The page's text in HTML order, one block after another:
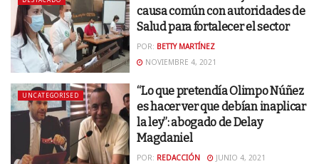
causa común con autoridades de
Salud para fortalecer el sector
POR: BETTY MARTÍNEZ
NOVIEMBRE 4, 2021
UNCATEGORISED
“Lo que pretendía Olimpo Núñez
es hacer ver que debían inaplicar
la ley”: abogado de Delay
Magdaniel
POR: REDACCIÓN JUNIO 4, 2021